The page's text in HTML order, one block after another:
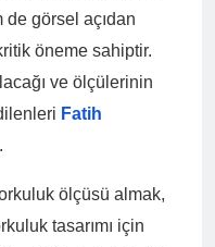
görsel açıdan
öneme sahiptir.
ve ölçülerinin
Fatih
ölçüsü almak,
tasarımı için